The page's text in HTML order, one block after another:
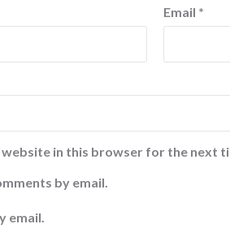
Email *
website in this browser for the next
by email.
email.